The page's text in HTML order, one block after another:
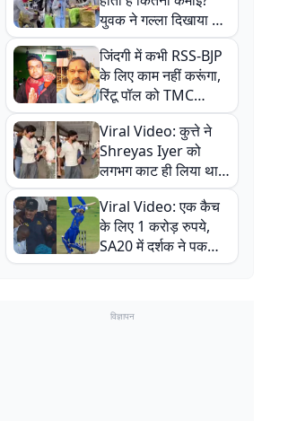
युवक ने गल्ला दिखाया तो
नौकरी वालों के खड़े हो गए
कान
जिंदगी में कभी RSS-BJP
के लिए काम नहीं करूंगा,
रिंटू पॉल को TMC
ऑफिस में ले जाकर पीटा,
Video वायरल
Viral Video: कुत्ते ने
Shreyas Iyer को
लगभग काट ही लिया था,
न्यूजीलैंड सीरीज से पहले
बाल-बाल बचे
Viral Video: एक कैच
के लिए 1 करोड़ रुपये,
SA20 में दर्शक ने पकड़ा
एक हाथ से गजब का कैच
विज्ञापन